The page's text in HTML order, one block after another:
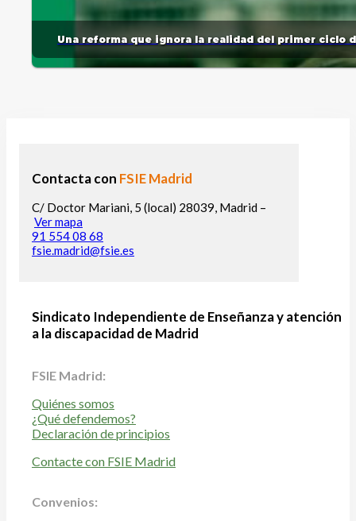
Una reforma que ignora la realidad del primer ciclo
Contacta con FSIE Madrid
C/ Doctor Mariani, 5 (local) 28039, Madrid –
Ver mapa
91 554 08 68
fsie.madrid@fsie.es
Sindicato Independiente de Enseñanza y atención
a la discapacidad de Madrid
FSIE Madrid:
Quiénes somos
¿Qué defendemos?
Declaración de principios
Contacte con FSIE Madrid
Convenios: